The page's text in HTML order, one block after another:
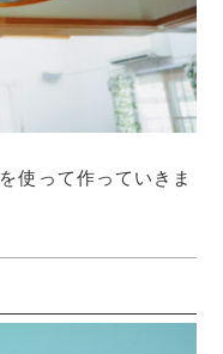
を使って作っていきま